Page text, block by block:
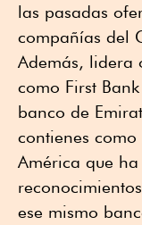
las pasadas
compañías del
Además, lidera
como First
banco de
contienes
América que
ese mismo